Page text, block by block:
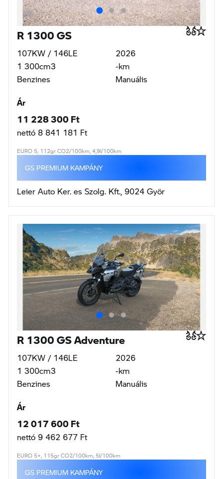
R 1300 GS
107KW / 146LE
1 300cm3
Benzines
2026
-km
Manuális
Ár
11 228 300 Ft
nettó 8 841 181 Ft
EURO 5, 112gr CO2/100km, 4,9l/100km
GS PREMIUM KAMPÁNY
Leier Auto Ker. es Szolg. Kft., 9024 Györ
R 1300 GS Adventure
107KW / 146LE
1 300cm3
Benzines
2026
-km
Manuális
Ár
12 017 600 Ft
nettó 9 462 677 Ft
EURO 5+, 115gr CO2/100km, 5l/100km
GS PREMIUM KAMPÁNY